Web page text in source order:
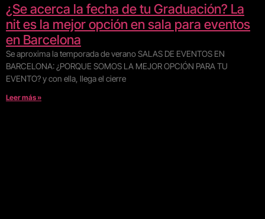
¿Se acerca la fecha de tu Graduación? La
nit es la mejor opción en sala para eventos
en Barcelona
Se aproxima la temporada de verano SALAS DE EVENTOS EN
BARCELONA: ¿PORQUE SOMOS LA MEJOR OPCIÓN PARA TU
EVENTO? y con ella, llega el cierre
Leer más »